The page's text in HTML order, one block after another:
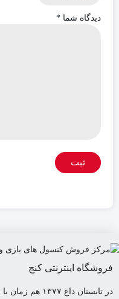
دیدگاه شما *
فروشگاه اینترنتی کنج